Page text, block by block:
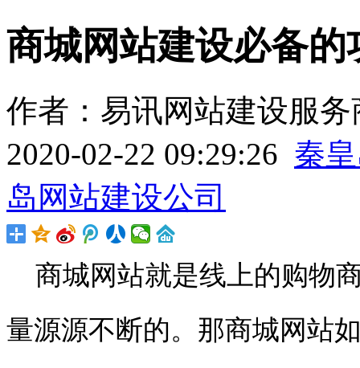
商城网站建设必备的
作者：易讯网站建设服
2020-02-22 09:29:26 秦
岛网站建设公司
商城网站就是线上的购物
量源源不断的。那商城网站